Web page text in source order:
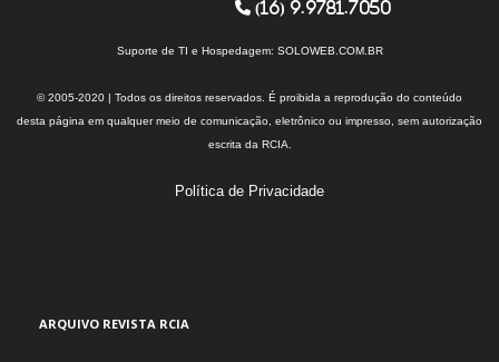
(16) 9.9781.7050
Suporte de TI e Hospedagem: SOLOWEB.COM.BR
© 2005-2020 | Todos os direitos reservados. É proibida a reprodução do conteúdo
desta página em qualquer meio de comunicação, eletrônico ou impresso, sem autorização
escrita da RCIA.
Política de Privacidade
ARQUIVO REVISTA RCIA